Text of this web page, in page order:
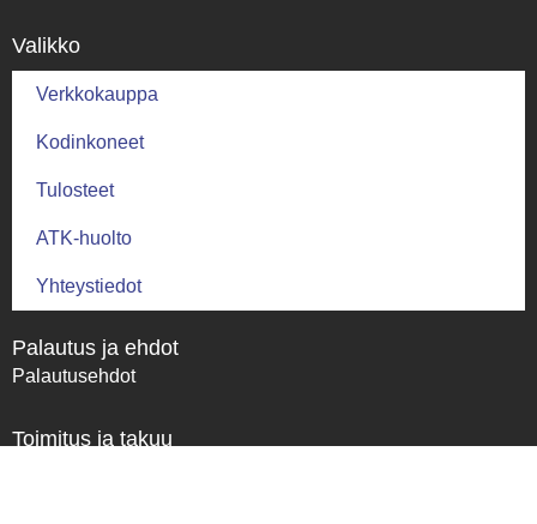
Valikko
Verkkokauppa
Kodinkoneet
Tulosteet
ATK-huolto
Yhteystiedot
Palautus ja ehdot
Palautusehdot
Toimitus ja takuu